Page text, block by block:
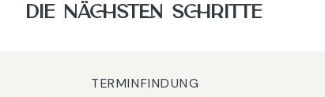
DIE NÄCHSTE SCHRITTE
TERMINFINDUNG